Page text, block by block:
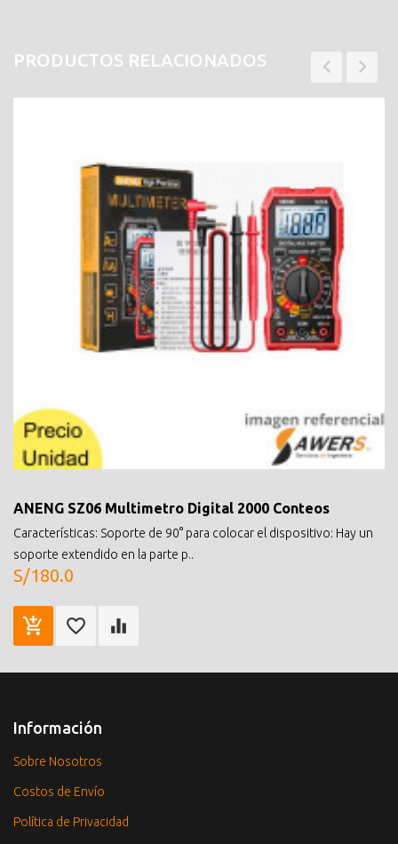
PRODUCTOS RELACIONADOS
ANENG SZ06 Multimetro Digital 2000 Conteos
Características: Soporte de 90° para colocar el dispositivo: Hay un
soporte extendido en la parte p..
S/180.0
Información
Sobre Nosotros
Costos de Envío
Política de Privacidad